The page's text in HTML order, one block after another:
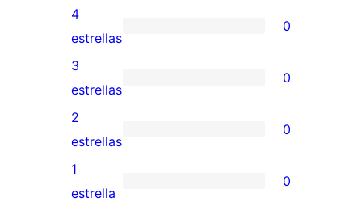
valoración
de
5
estrellas
0
valoraciones
de
4
estrellas
4
estrellas
0
0
valoraciones
de
3
estrellas
3
estrellas
0
0
valoraciones
de
2
estrellas
0
0
1
estrella
0